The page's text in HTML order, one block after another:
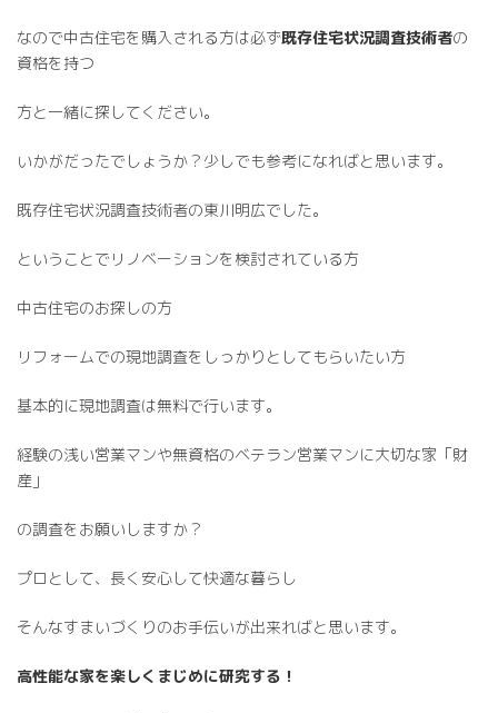
なので中古住宅を購入される方は必ず既存住宅状況調査技術者の
資格を持つ
方と一緒に探してください。
いかがだったでしょうか？少しでも参考になればと思います。
既存住宅状況調査技術者の東川明広でした。
ということでリノベーションを検討されている方
中古住宅のお探しの方
リフォームでの現地調査をしっかりとしてもらいたい方
基本的に現地調査は無料で行います。
経験の浅い営業マンや無資格のベテラン営業マンに大切な家「財
産」
の調査をお願いしますか？
プロとして、長く安心して快適な暮らし
そんなすまいづくりのお手伝いが出来ればと思います。
高性能な家を楽しくまじめに研究する！